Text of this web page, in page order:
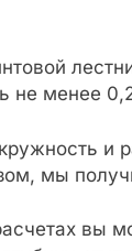
не менее
и
мы
вы